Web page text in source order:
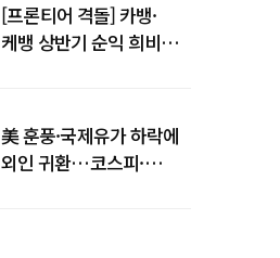
[프론티어 격돌] 카뱅·
케뱅 상반기 순익 희비…
美 훈풍·국제유가 하락에
외인 귀환…코스피·